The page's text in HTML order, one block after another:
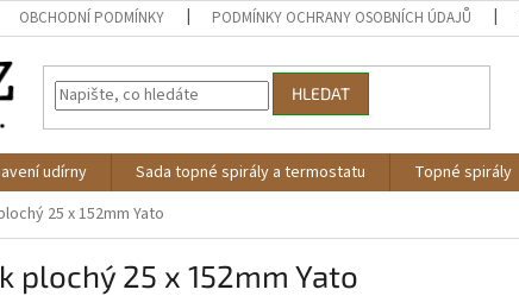
OBCHODNÍ PODMÍNKY PODMÍNKY OCHRANY OSOBNÍCH ÚDAJŮ
HLEDAT
udírny Sada topné spirály a termostatu Topné spirály
25 x 152mm Yato
plochý 25 x 152mm Yato